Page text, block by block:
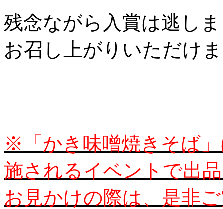
残念ながら入賞は逃し
お召し上がりいただけ
※「かき味噌焼きそば
施されるイベントで出
お見かけの際は、是非